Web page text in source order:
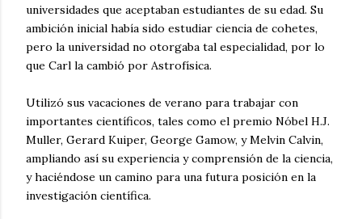
universidades que aceptaban estudiantes de su edad. Su
ambición inicial había sido estudiar ciencia de cohetes,
pero la universidad no otorgaba tal especialidad, por lo
que Carl la cambió por Astrofísica.
Utilizó sus vacaciones de verano para trabajar con
importantes científicos, tales como el premio Nóbel H.J.
Muller, Gerard Kuiper, George Gamow, y Melvin Calvin,
ampliando así su experiencia y comprensión de la ciencia,
y haciéndose un camino para una futura posición en la
investigación científica.